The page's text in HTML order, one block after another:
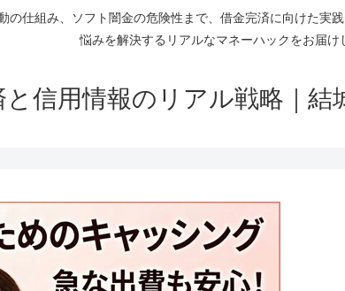
仕組み、ソフト闇金の危険性まで、借金完済に向けた実
悩みを解決するリアルなマネーハックをお届け
と信用情報のリアル戦略｜結